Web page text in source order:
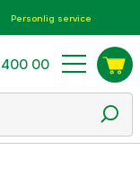
Personlig service
00